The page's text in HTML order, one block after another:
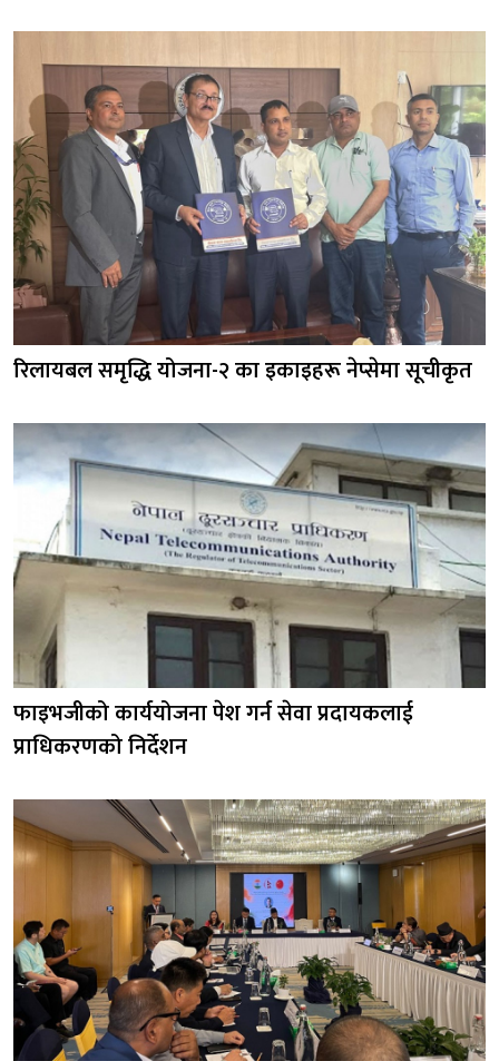
रिलायबल समृद्धि योजना-२ का इकाइहरू नेप्सेमा सूचीकृत
फाइभजीको कार्ययोजना पेश गर्न सेवा प्रदायकलाई
प्राधिकरणको निर्देशन